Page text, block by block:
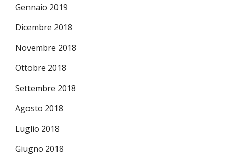
Gennaio 2019
Dicembre 2018
Novembre 2018
Ottobre 2018
Settembre 2018
Agosto 2018
Luglio 2018
Giugno 2018